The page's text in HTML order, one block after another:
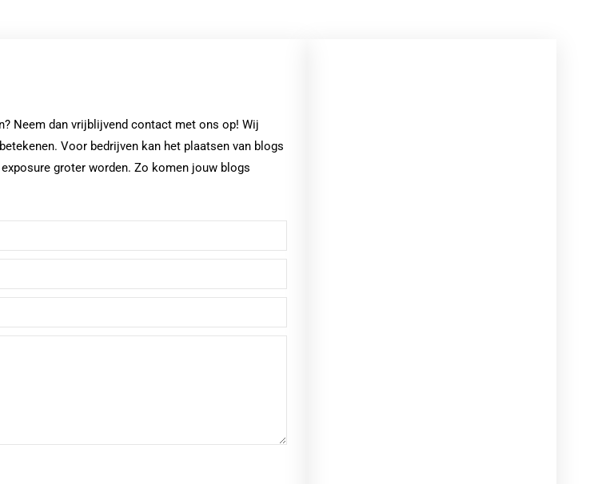
Neem dan vrijblijvend contact met ons op! Wij
Voor bedrijven kan het plaatsen van blogs
groter worden. Zo komen jouw blogs